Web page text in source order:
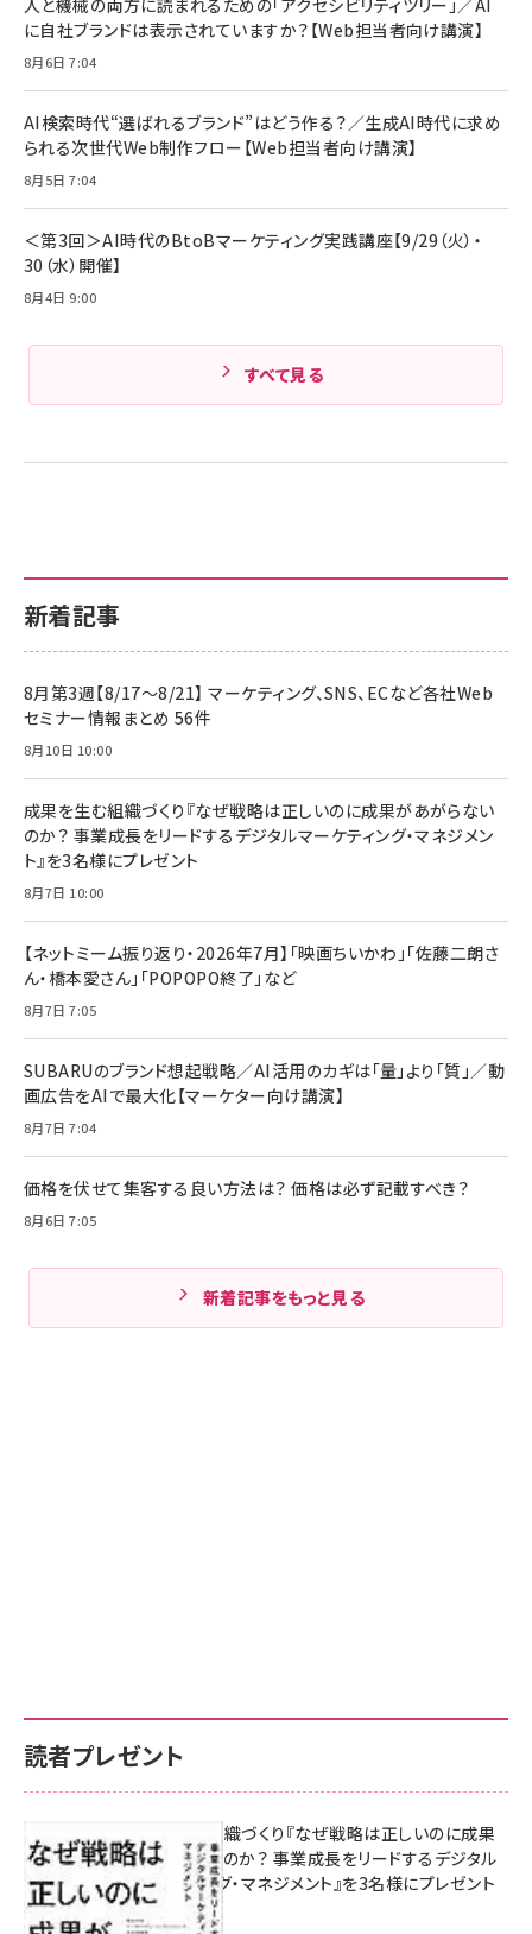
組織の成果を最大化する ルールのデザイン
￥1,980
Amazonランキングをもっと見る
技術基準適合】ブラック
￥5,990
ケーブル Anker絡まないケーブル 240W 結束バン
ド付き USB PD対応 シリコン素材採用 iPhone
17 / 16 / 15 / Galaxy iPad Pro MacBook
Pro/Air 各種対応 (1.8m ミッドナイトブラック)
￥1,890
サッポロ 生ビール 黒ラベル 350ml 缶 24本 ビー
ル ケース買い【6/30応募〆切! 黒ラベルビヤセラー
￥4,857
新着記事
8月第3週【8/17～8/21】 マーケティング、SNS、ECなど各社Web
セミナー情報まとめ 56件
8月10日 10:00
成果を生む組織づくり『なぜ戦略は正しいのに成果があがらない
のか？ 事業成長をリードするデジタルマーケティング・マネジメン
ト』を3名様にプレゼント
8月7日 10:00
【ネットミーム振り返り・2026年7月】「映画ちいかわ」「佐藤二朗さ
ん・橋本愛さん」「POPOPO終了」など
8月7日 7:05
SUBARUのブランド想起戦略／AI活用のカギは「量」より「質」／動
画広告をAIで最大化【マーケター向け講演】
8月7日 7:04
価格を伏せて集客する良い方法は？ 価格は必ず記載すべき？
8月6日 7:05
新着記事をもっと見る
読者プレゼント
成果を生む組織づくり『なぜ戦略は正しいのに成果
があがらないのか？ 事業成長をリードするデジタル
マーケティング・マネジメント』を3名様にプレゼント
8月7日 10:00
に自社ブランドは表示されていますか？【Web担当者向け講演】
8月6日 7:04
AI検索時代“選ばれるブランド”はどう作る？／生成AI時代に求め
られる次世代Web制作フロー【Web担当者向け講演】
8月5日 7:04
＜第3回＞AI時代のBtoBマーケティング実践講座【9/29（火）・
30（水）開催】
8月4日 9:00
すべて見る